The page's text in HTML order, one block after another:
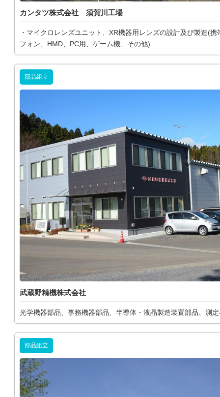
カンタツ株式会社 須賀川工場
・マイクロレンズユニット、XR機器用レンズの設計及び製造(
フォン、HMD、PC用、ゲーム機、その他)
部品組立
武蔵野精機株式会社
光学機器部品、事務機器部品、半導体・液晶製造装置部品、測
部品組立